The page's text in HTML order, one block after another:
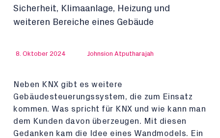
Sicherheit, Klimaanlage, Heizung und
weiteren Bereiche eines Gebäude
8. Oktober 2024 Johnsion Atputharajah
Neben KNX gibt es weitere
Gebäudesteuerungssystem, die zum Einsatz
kommen. Was spricht für KNX und wie kann man
dem Kunden davon überzeugen. Mit diesen
Gedanken kam die Idee eines Wandmodels. Ein